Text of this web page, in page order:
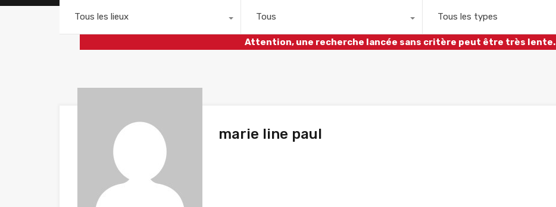
Tous les lieux Tous Tous les types
Attention, une recherche lancée sans critère peut être très lente.
marie line paul